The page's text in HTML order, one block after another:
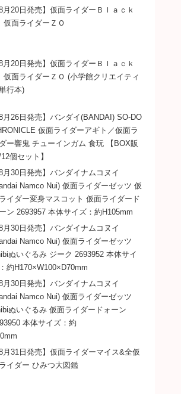
8月20日発売】仮面ライダーＢｌａｃｋ
面ライダーＺＯ
8月20日発売】仮面ライダーＢｌａｃｋ
面ライダーＺＯ (小学館クリエイティ
行本)
8月26日発売】バンダイ(BANDAI) SO-DO
仮面ライダーアギト／仮面ラ
ー響鬼 チューインガム 食玩 【BOX販
個セット】
8月30日発売】バンダイナムコヌイ
Namco Nui) 仮面ライダーゼッツ 仮
イダー変身マスコット 仮面ライダード
ン 2693957 本体サイズ：約H105mm
8月30日発売】バンダイナムコヌイ
Namco Nui) 仮面ライダーゼッツ
ぬいぐるみ ジーク 2693952 本体サイ
約H170×W100×D70mm
8月30日発売】バンダイナムコヌイ
Namco Nui) 仮面ライダーゼッツ
ぬいぐるみ 仮面ライダードォーン
本体サイズ：約
8月31日発売】仮面ライダーマイス&全仮
イダー ひみつ大図鑑